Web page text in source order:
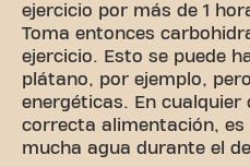
ejercicio por más de 1
Toma entonces
ejercicio. Esto se puede
plátano, por ejemplo,
energéticas. En cualquier
correcta alimentación,
mucha agua durante el